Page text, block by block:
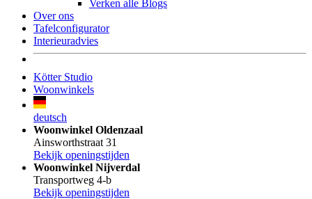
Verken alle Blogs
Over ons
Tafelconfigurator
Interieuradvies
Kötter Studio
Woonwinkels
deutsch
Woonwinkel Oldenzaal
Ainsworthstraat 31
Bekijk openingstijden
Woonwinkel Nijverdal
Transportweg 4-b
Bekijk openingstijden